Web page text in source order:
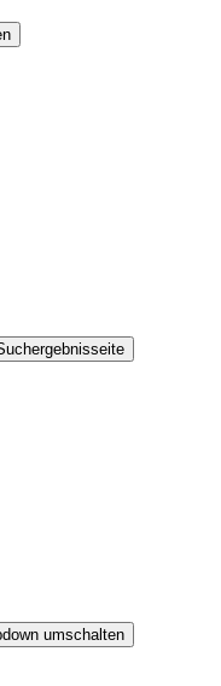
umschalten